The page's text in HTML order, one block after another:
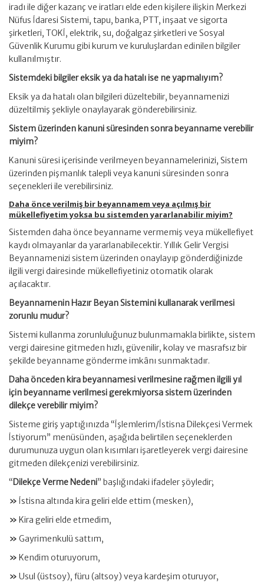
iradı ile diğer kazanç ve iratları elde eden kişilere ilişkin Merkezi
Nüfus İdaresi Sistemi, tapu, banka, PTT, inşaat ve sigorta
şirketleri, TOKİ, elektrik, su, doğalgaz şirketleri ve Sosyal
Güvenlik Kurumu gibi kurum ve kuruluşlardan edinilen bilgiler
kullanılmıştır.
Sistemdeki bilgiler eksik ya da hatalı ise ne yapmalıyım?
Eksik ya da hatalı olan bilgileri düzeltebilir, beyannamenizi
düzeltilmiş şekliyle onaylayarak gönderebilirsiniz.
Sistem üzerinden kanuni süresinden sonra beyanname verebilir
miyim?
Kanuni süresi içerisinde verilmeyen beyannamelerinizi, Sistem
üzerinden pişmanlık talepli veya kanuni süresinden sonra
seçenekleri ile verebilirsiniz.
Daha önce verilmiş bir beyannamem veya açılmış bir
mükellefiyetim yoksa bu sistemden yararlanabilir miyim?
Sistemden daha önce beyanname vermemiş veya mükellefiyet
kaydı olmayanlar da yararlanabilecektir. Yıllık Gelir Vergisi
Beyannamenizi sistem üzerinden onaylayıp gönderdiğinizde
ilgili vergi dairesinde mükellefiyetiniz otomatik olarak
açılacaktır.
Beyannamenin Hazır Beyan Sistemini kullanarak verilmesi
zorunlu mudur?
Sistemi kullanma zorunluluğunuz bulunmamakla birlikte, sistem
vergi dairesine gitmeden hızlı, güvenilir, kolay ve masrafsız bir
şekilde beyanname gönderme imkânı sunmaktadır.
Daha önceden kira beyannamesi verilmesine rağmen ilgili yıl
için beyanname verilmesi gerekmiyorsa sistem üzerinden
dilekçe verebilir miyim?
Sisteme giriş yaptığınızda “İşlemlerim/İstisna Dilekçesi Vermek
İstiyorum” menüsünden, aşağıda belirtilen seçeneklerden
durumunuza uygun olan kısımları işaretleyerek vergi dairesine
gitmeden dilekçenizi verebilirsiniz.
“Dilekçe Verme Nedeni” başlığındaki ifadeler şöyledir;
» İstisna altında kira geliri elde ettim (mesken),
» Kira geliri elde etmedim,
» Gayrimenkulü sattım,
» Kendim oturuyorum,
» Usul (üstsoy), füru (altsoy) veya kardeşim oturuyor,